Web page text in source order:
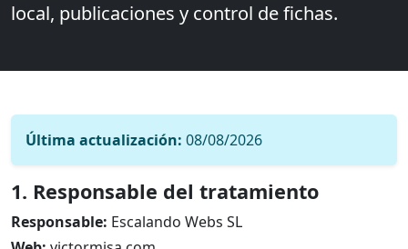
local, publicaciones y control de fichas.
Última actualización: 08/08/2026
1. Responsable del tratamiento
Responsable: Escalando Webs SL